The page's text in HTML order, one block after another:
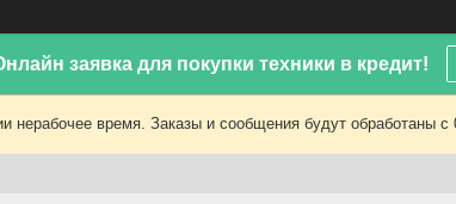
заявка для покупки техники в кредит!
нерабочее время. Заказы и сообщения будут обработаны с